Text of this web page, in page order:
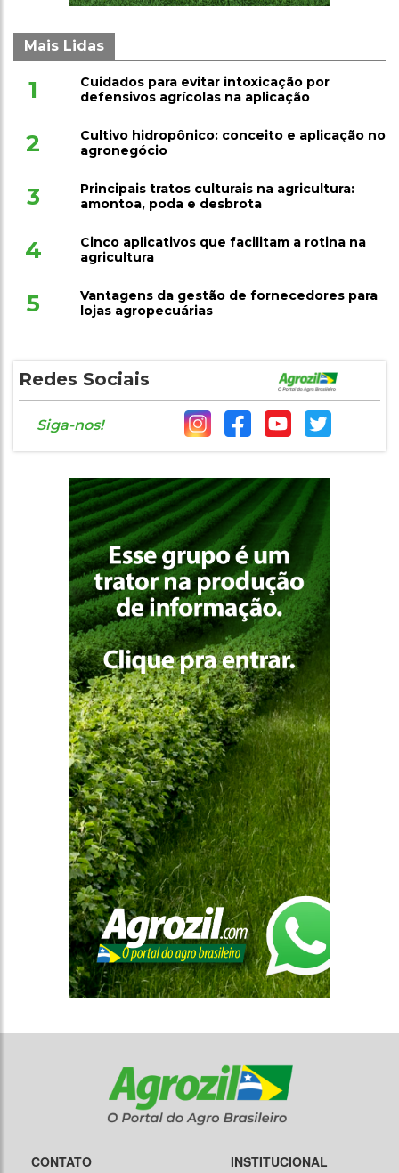
Mais Lidas
Cuidados para evitar intoxicação por
Cultivo hidropônico: conceito e aplicação no
Principais tratos culturais na agricultura:
Cinco aplicativos que facilitam a rotina na
Vantagens da gestão de fornecedores para
Redes Sociais